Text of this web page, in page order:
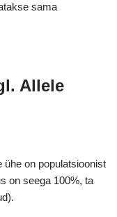
sama
Allele
on populatsioonist
on seega 100%, ta